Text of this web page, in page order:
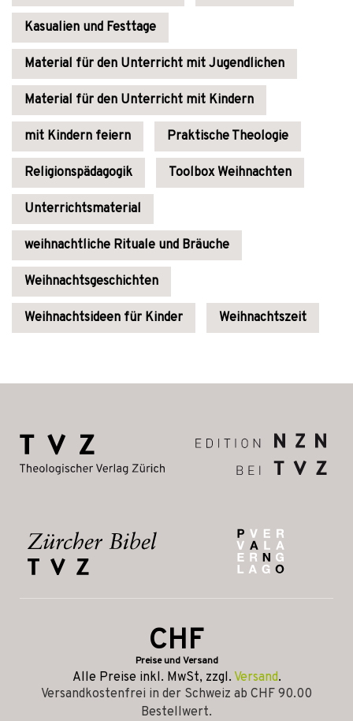
Kasualien und Festtage
Material für den Unterricht mit Jugendlichen
Material für den Unterricht mit Kindern
mit Kindern feiern Praktische Theologie
Religionspädagogik Toolbox Weihnachten
Unterrichtsmaterial
weihnachtliche Rituale und Bräuche
Weihnachtsgeschichten
Weihnachtsideen für Kinder Weihnachtszeit
CHF
Preise und Versand
Alle Preise inkl. MwSt, zzgl. Versand.
Versandkostenfrei in der Schweiz ab CHF 90.00
Bestellwert.